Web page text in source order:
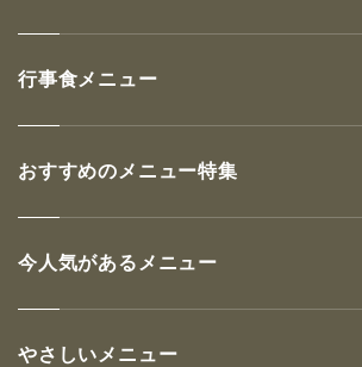
行事食メニュー
おすすめのメニュー特集
今人気があるメニュー
やさしいメニュー